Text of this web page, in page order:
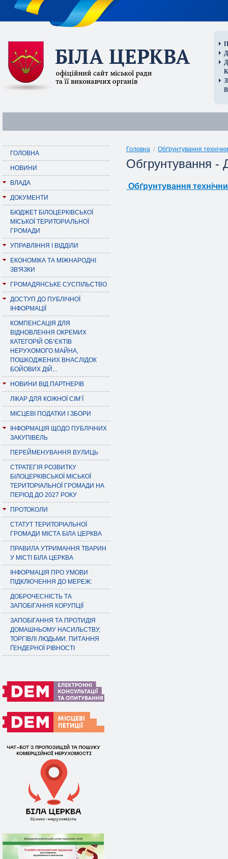
ГОЛОВНА
НОВИНИ
ВЛАДА
ДОКУМЕНТИ
БЮДЖЕТ БІЛОЦЕРКІВСЬКОЇ
МІСЬКОЇ ТЕРИТОРІАЛЬНОЇ
ГРОМАДИ
УПРАВЛІННЯ І ВІДДІЛИ
ЕКОНОМІКА ТА МІЖНАРОДНІ
ЗВ'ЯЗКИ
ГРОМАДЯНСЬКЕ СУСПІЛЬСТВО
ДОСТУП ДО ПУБЛІЧНОЇ
ІНФОРМАЦІЇ
КОМПЕНСАЦІЯ ДЛЯ
ВІДНОВЛЕННЯ ОКРЕМИХ
КАТЕГОРІЙ ОБ’ЄКТІВ
НЕРУХОМОГО МАЙНА,
ПОШКОДЖЕНИХ ВНАСЛІДОК
БОЙОВИХ ДІЙ...
НОВИНИ ВІД ПАРТНЕРІВ
ЛІКАР ДЛЯ КОЖНОЇ СІМ’Ї
МІСЦЕВІ ПОДАТКИ І ЗБОРИ
ІНФОРМАЦІЯ ЩОДО ПУБЛІЧНИХ
ЗАКУПІВЕЛЬ
ПЕРЕЙМЕНУВАННЯ ВУЛИЦЬ
СТРАТЕГІЯ РОЗВИТКУ
БІЛОЦЕРКІВСЬКОЇ МІСЬКОЇ
ТЕРИТОРІАЛЬНОЇ ГРОМАДИ НА
ПЕРІОД ДО 2027 РОКУ
ПРОТОКОЛИ
СТАТУТ ТЕРИТОРІАЛЬНОЇ
ГРОМАДИ МІСТА БІЛА ЦЕРКВА
ПРАВИЛА УТРИМАННЯ ТВАРИН
У МІСТІ БІЛА ЦЕРКВА
ІНФОРМАЦІЯ ПРО УМОВИ
ПІДКЛЮЧЕННЯ ДО МЕРЕЖ:
ДОБРОЧЕСНІСТЬ ТА
ЗАПОБІГАННЯ КОРУПЦІЇ
ЗАПОБІГАННЯ ТА ПРОТИДІЯ
ДОМАШНЬОМУ НАСИЛЬСТВУ,
ТОРГІВЛІ ЛЮДЬМИ. ПИТАННЯ
ҐЕНДЕРНОЇ РІВНОСТІ
Головна / Обґрунтування
Обгрунтування -
Обґрунтування